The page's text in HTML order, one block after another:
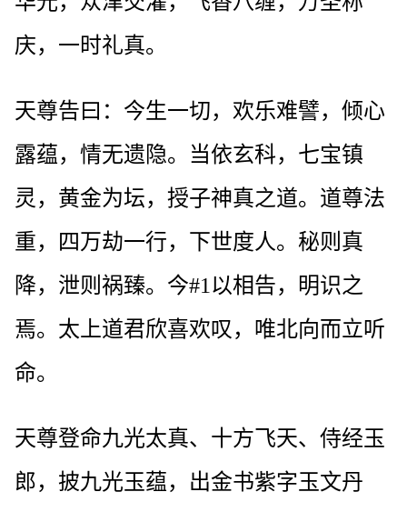
庆，一时礼真。
天尊告曰：今生一切，欢乐难譬，倾心
露蕴，情无遗隐。当依玄科，七宝镇
灵，黄金为坛，授子神真之道。道尊法
重，四万劫一行，下世度人。秘则真
降，泄则祸臻。今#1以相告，明识之
焉。太上道君欣喜欢叹，唯北向而立听
命。
天尊登命九光太真、十方飞天、侍经玉
郎，披九光玉蕴，出金书紫字玉文丹